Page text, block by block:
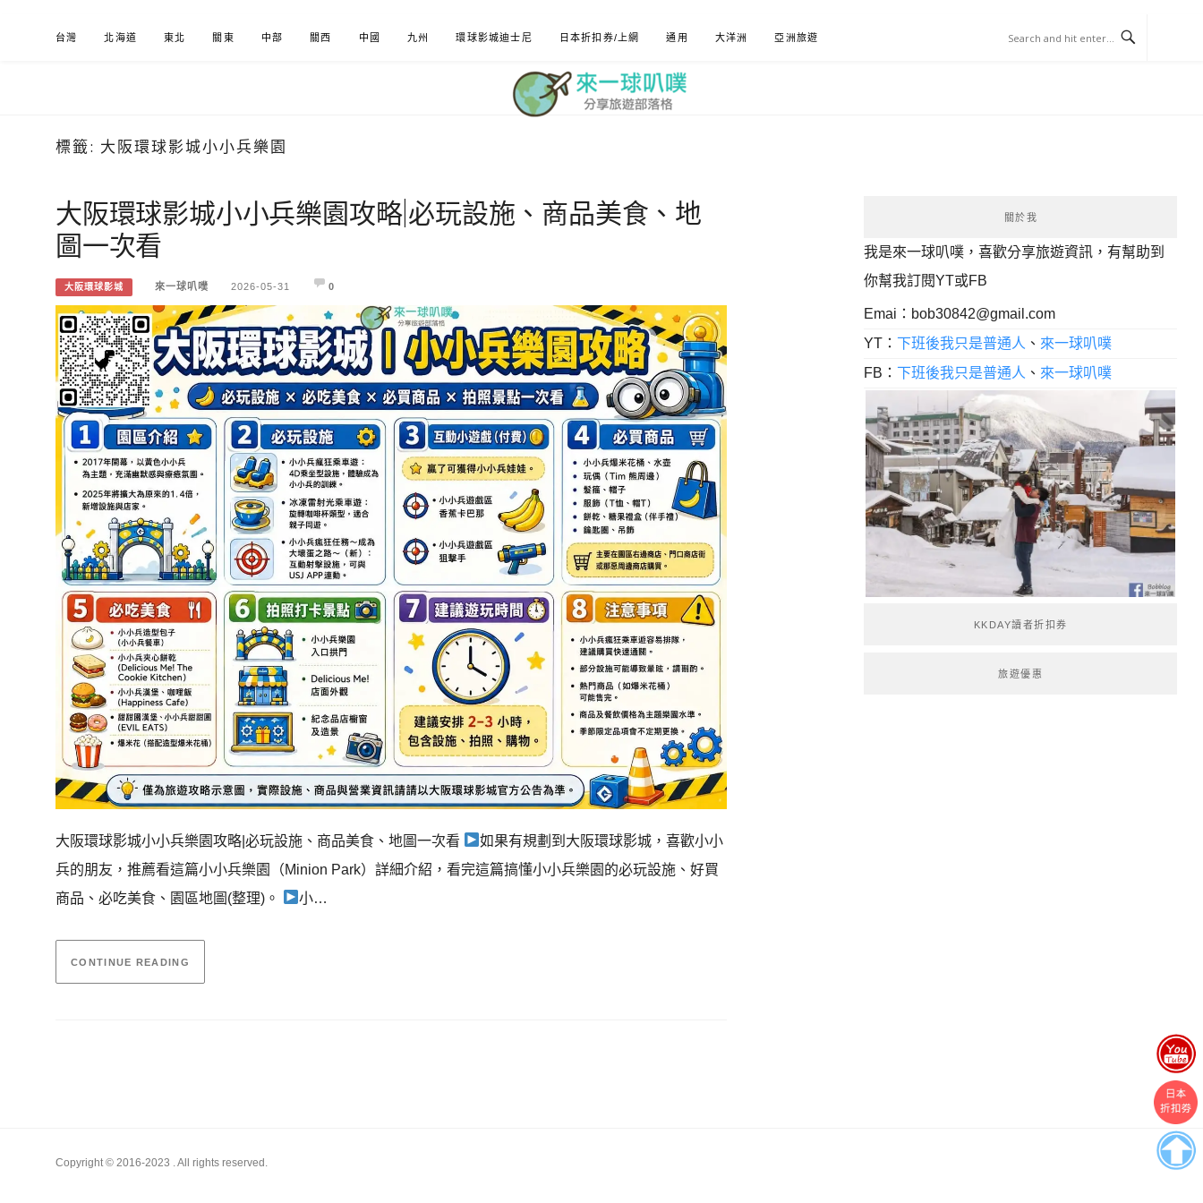
台灣 北海道 東北 關東 中部 關西 中國 九州 環球影城迪士尼 日本折扣券/上網 通用 大洋洲 亞洲旅遊
來一球叭噗
標籤: 大阪環球影城小小兵樂園
大阪環球影城小小兵樂園攻略|必玩設施、商品美食、地
圖一次看
大阪環球影城 來一球叭噗 2026-05-31 0
大阪環球影城小小兵樂園攻略|必玩設施、商品美食、地圖一次看
如果有規劃到大阪環球影城，喜歡小小
兵的朋友，推薦看這篇小小兵樂園（Minion Park）詳細介紹，看完這篇搞懂小小兵樂園的必玩設施、好買
商品、必吃美食、園區地圖(整理)。
小…
CONTINUE READING
關於我
我是來一球叭噗，喜歡分享旅遊資訊，有幫助到
你幫我訂閱YT或FB
Emai： bob30842@gmail.com
YT：下班後我只是普通人 、 來一球叭噗
FB：下班後我只是普通人 、 來一球叭噗
KKDAY讀者折扣券
旅遊優惠
Copyright © 2016-2023 . All rights reserved. Boston